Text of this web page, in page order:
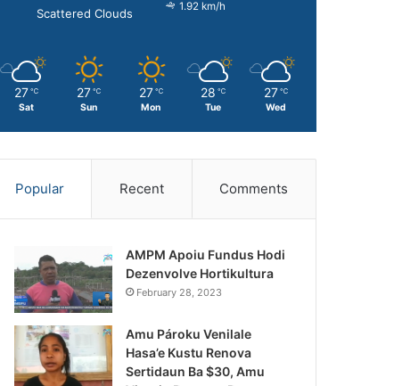
Scattered Clouds
1.92 km/h
27 ℃
Sat
27 ℃
Sun
27 ℃
Mon
28 ℃
Tue
27 ℃
Wed
Popular Recent Comments
AMPM Apoiu Fundus Hodi
Dezenvolve Hortikultura
February 28, 2023
Amu Pároku Venilale
Hasa’e Kustu Renova
Sertidaun Ba $30, Amu